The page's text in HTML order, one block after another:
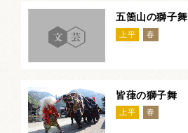
五箇山の獅子舞
上平 春
皆葎の獅子舞
上平 春